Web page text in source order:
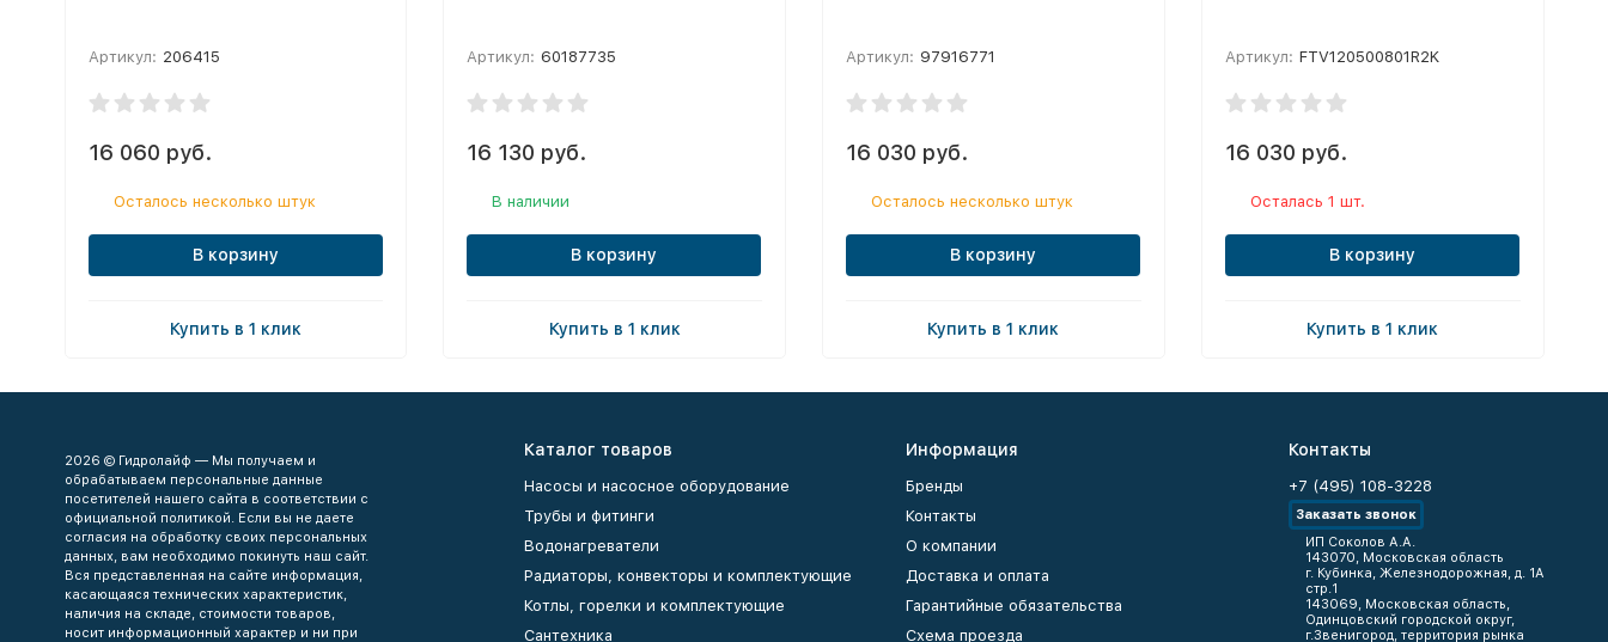
Артикул: 206415
16 060 руб.
Осталось несколько штук
В корзину
Купить в 1 клик
Артикул: 60187735
16 130 руб.
В наличии
В корзину
Купить в 1 клик
Артикул: 97916771
16 030 руб.
Осталось несколько штук
В корзину
Купить в 1 клик
Артикул: FTV120500801R2K
16 030 руб.
Осталась 1 шт.
В корзину
Купить в 1 клик
2026 © Гидролайф — Мы получаем и
обрабатываем персональные данные
посетителей нашего сайта в соответствии с
официальной политикой. Если вы не даете
согласия на обработку своих персональных
данных, вам необходимо покинуть наш сайт.
Вся представленная на сайте информация,
касающаяся технических характеристик,
наличия на складе, стоимости товаров,
носит информационный характер и ни при
Каталог товаров
Насосы и насосное оборудование
Трубы и фитинги
Водонагреватели
Радиаторы, конвекторы и комплектующие
Котлы, горелки и комплектующие
Сантехника
Информация
Бренды
Контакты
О компании
Доставка и оплата
Гарантийные обязательства
Схема проезда
Контакты
+7 (495) 108-3228
Заказать звонок
ИП Соколов А.А.
143070, Московская область
г. Кубинка, Железнодорожная, д. 1А
стр.1
143069, Московская область,
Одинцовский городской округ,
г.Звенигород, территория рынка